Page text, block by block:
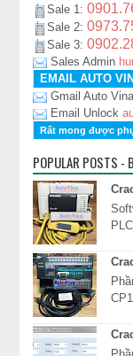
Sale 1:
Sale 2:
Sale 3:
Sales Admin
EMAIL AUTO
Gmail Auto
Email Unlock
Rất mong được
POPULAR POSTS -